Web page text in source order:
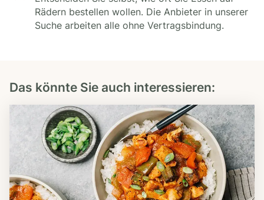
Rädern bestellen wollen. Die Anbieter in unserer
Suche arbeiten alle ohne Vertragsbindung.
Das könnte Sie auch interessieren: